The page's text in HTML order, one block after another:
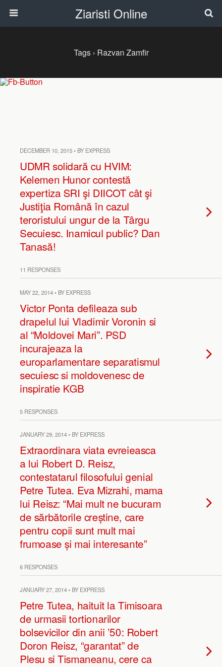
Ziaristi Online
Tags › Razvan Zamfir
DECEMBER 10, 2015 • BY EXPRESS
UDMR solidară cu HVIM:
Kelemen Hunor contestă
expertiza SRI şi DIICOT cât şi
Justiţia Română în cazul
teroristului ungur de la Târgu
Secuiesc. Inamicul public? Dan
Tanasă!
11 RESPONSES
MAY 22, 2014 • BY EXPRESS
Victor Ponta defileaza sub
drapelul lui Vladimir Voronin si
al “Moldovei Mari”. PSD
incurajeaza la
europarlamentare separatismul
secuiesc si moldovenesc de
inspiratie KGB
5 RESPONSES
JANUARY 29, 2014 • BY EXPRESS
Extraordinara viata evreieasca
a lui Robert D. Reisz,
contestatarul filosofului genial
Petre Tutea. Eva Mizrahi, mama
lui Reisz: “Mai mult ne bucuram
de sărbătorile creștine, care
pentru copii sunt mult mai
frumoase și mai interesante”
6 RESPONSES
JANUARY 27, 2014 • BY EXPRESS
Petre Tutea, haituit la Timisoara
de urmasii tortionarilor
bolsevicilor din anii ’50: Robert
Doron Reisz, “garantat” de
Plesu si Tismaneanu, cere ca